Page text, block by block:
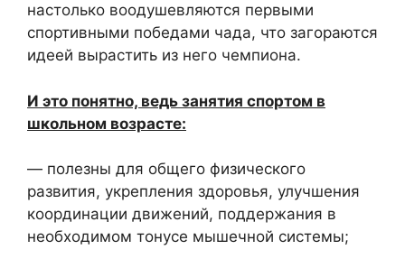
настолько воодушевляются первыми
спортивными победами чада, что загораются
идеей вырастить из него чемпиона.
И это понятно, ведь занятия спортом в
школьном возрасте:
— полезны для общего физического
развития, укрепления здоровья, улучшения
координации движений, поддержания в
необходимом тонусе мышечной системы;